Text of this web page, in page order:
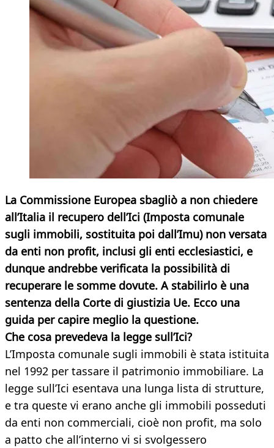
La Commissione Europea sbagliò a non chiedere
all’Italia il recupero dell’Ici (Imposta comunale
sugli immobili, sostituita poi dall’Imu) non versata
da enti non profit, inclusi gli enti ecclesiastici, e
dunque andrebbe verificata la possibilità di
recuperare le somme dovute. A stabilirlo è una
sentenza della Corte di giustizia Ue. Ecco una
guida per capire meglio la questione.
Che cosa prevedeva la legge sull’Ici?
L’Imposta comunale sugli immobili è stata istituita
nel 1992 per tassare il patrimonio immobiliare. La
legge sull’Ici esentava una lunga lista di strutture,
e tra queste vi erano anche gli immobili posseduti
da enti non commerciali, cioè non profit, ma solo
a patto che all’interno vi si svolgessero